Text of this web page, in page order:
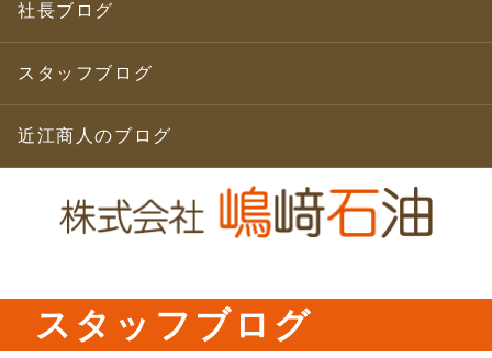
社長ブログ
スタッフブログ
近江商人のブログ
スタッフブログ